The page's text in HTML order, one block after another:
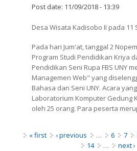
Post date: 11/09/2018 - 13:39
Desa Wisata Kadisobo II pada 11
Pada hari Jum'at, tanggal 2
Program Studi Pendidikan Kriya
Pendidikan Seni Rupa FBS UNY
Managemen Web" yang
Bahasa dan Seni UNY. Acara
Laboratorium Komputer Gedung
oleh 25 orang. Para peserta
Pages« first ‹ previous … 6 7
14
… next ›